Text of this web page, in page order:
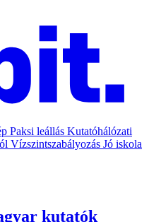
Paksi leállás Kutatóhálózati
Vízszintszabályozás Jó iskola
kutatók